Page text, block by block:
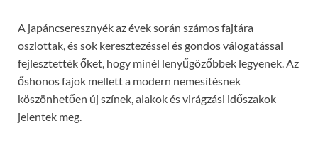
A japáncseresznyék az évek során számos fajtára
oszlottak, és sok keresztezéssel és gondos válogatással
fejlesztették őket, hogy minél lenyűgözőbbek legyenek. Az
őshonos fajok mellett a modern nemesítésnek
köszönhetően új színek, alakok és virágzási időszakok
jelentek meg.